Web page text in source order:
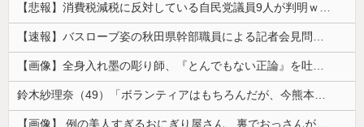
【悲報】消費税減税に反対している自民党議員9人が判明ｗｗｗｗｗｗ
【速報】バスローブ姿の秋田県幹部職員による記者会見問題、ラブホテルからの参加だと特定「体調が優れなかったため...」とは何だったのか
【画像】全身入れ墨の彫り師、『とんでもない正論』を吐いて30万再生されてしまうｗｗｗｗｗｗｗ
鈴木紗理奈（49）「ボランティアはもちろんだが、今熊本へ旅行に行くことも支援になる」
【画像】 例の美人すぎるおにぎり屋さん、裏でおっさんが握っていたｗｗｗｗｗｗｗｗｗｗｗｗｗｗｗｗｗ